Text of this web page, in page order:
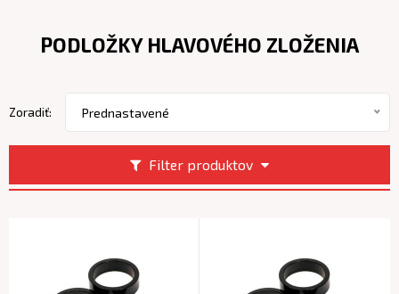
PODLOŽKY HLAVOVÉHO ZLOŽENIA
Filter produktov
Zoradiť: Prednastavené